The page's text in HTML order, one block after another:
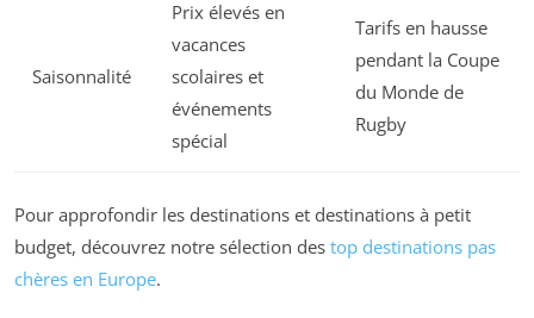
Saisonnalité
Prix élevés en
vacances
scolaires et
événements
spécial
Tarifs en hausse
pendant la Coupe
du Monde de
Rugby
Pour approfondir les destinations et destinations à petit
budget, découvrez notre sélection des top destinations pas
chères en Europe.